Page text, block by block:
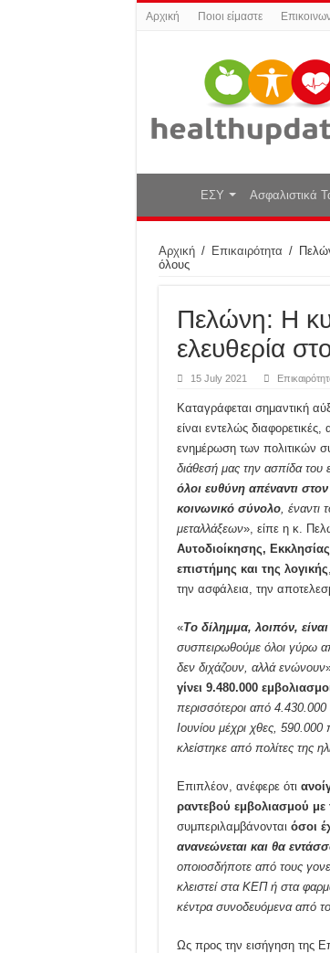
Αρχική Ποιοι είμαστε
ΕΣΥ Ασφαλιστικά
Αρχική / Επικαιρότητα /
όλους
Πελώνη: Η
ελευθερία
15 July 2021
Καταγράφεται σημαντική
είναι εντελώς
ενημέρωση των πολιτικών
διάθεσή μας την ασπίδα του
όλοι ευθύνη απέναντι
κοινωνικό σύνολο, έναντι
μεταλλάξεων», είπε η κ.
Αυτοδιοίκησης,
επιστήμης και της λογικής
την ασφάλεια, την
«Το δίλημμα, λοιπόν,
συσπειρωθούμε όλοι γύρω
δεν διχάζουν, αλλά ενώνουν
γίνει 9.480.000
περισσότεροι από 4.430.000
Ιουνίου μέχρι χθες,
κλείστηκε από πολίτες της
Επιπλέον, ανέφερε ότι
ραντεβού εμβολιασμού με
συμπεριλαμβάνονται όσοι
ανανεώνεται και θα
οποιοσδήποτε από τους
κλειστεί στα ΚΕΠ ή στα
κέντρα συνοδευόμενα από
Ως προς την εισήγηση της